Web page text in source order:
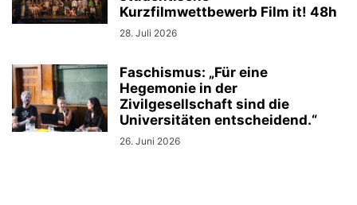
Kurzfilmwettbewerb Film it! 48h
28. Juli 2026
Faschismus: „Für eine
Hegemonie in der
Zivilgesellschaft sind die
Universitäten entscheidend.“
26. Juni 2026